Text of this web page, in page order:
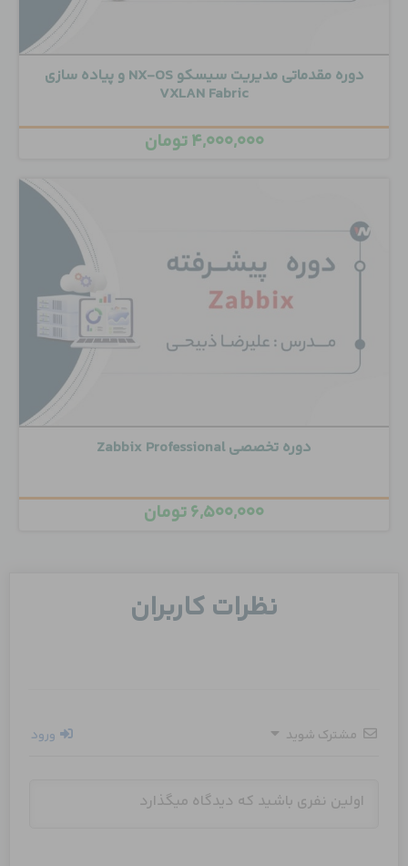
دوره مقدماتی مدیریت سیسکو NX-OS و پیاده سازی
VXLAN Fabric
۴,۰۰۰,۰۰۰تومان
دوره تخصصی Zabbix Professional
۶,۵۰۰,۰۰۰تومان
نظرات کاربران
مشترک شوید ورود